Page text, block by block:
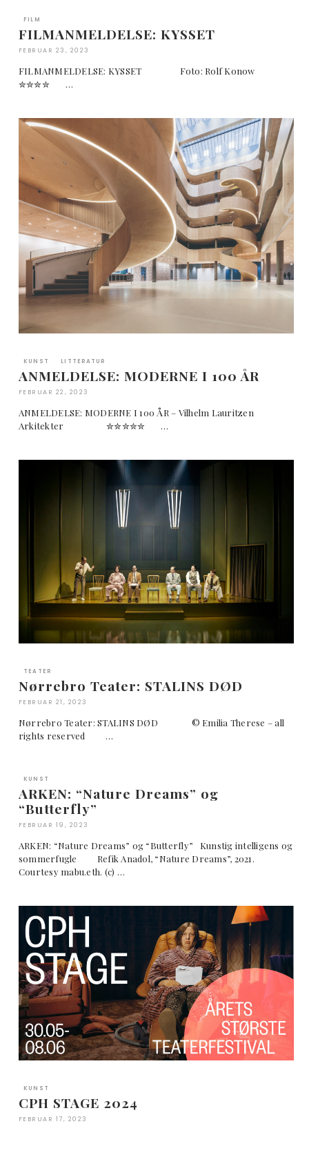
FILM
FILMANMELDELSE: KYSSET
FEBRUAR 23, 2023
FILMANMELDELSE: KYSSET Foto: Rolf Konow
✮✮✮✮ …
KUNST LITTERATUR
ANMELDELSE: MODERNE I 100 ÅR
FEBRUAR 22, 2023
ANMELDELSE: MODERNE I 100 ÅR – Vilhelm Lauritzen
Arkitekter ✮✮✮✮✮ …
TEATER
Nørrebro Teater: STALINS DØD
FEBRUAR 21, 2023
Nørrebro Teater: STALINS DØD © Emilia Therese – all
rights reserved …
KUNST
ARKEN: “Nature Dreams” og
“Butterfly”
FEBRUAR 19, 2023
ARKEN: “Nature Dreams” og “Butterfly” Kunstig intelligens og
sommerfugle Refik Anadol, “Nature Dreams”, 2021.
Courtesy mabu.eth. (c) …
KUNST
CPH STAGE 2024
FEBRUAR 17, 2023